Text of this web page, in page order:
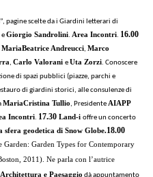
pagine scelte da i Giardini letterari di
eGiorgio Sandrolini. Area Incontri. 16.00
MariaBeatrice Andreucci, Marco
, Carlo Valorani eUta Zorzi. Conoscere
di spazi pubblici (piazze, parchi e
di giardini storici, alle consulenze di
MariaCristina Tullio, Presidente AIAPP
Incontri. 17.30 Land-i offre un concerto
sfera geodetica di Snow Globe.18.00
Garden: Garden Types for Contemporary
2011). Ne parla con l’autrice
e Paesaggio dà appuntamento